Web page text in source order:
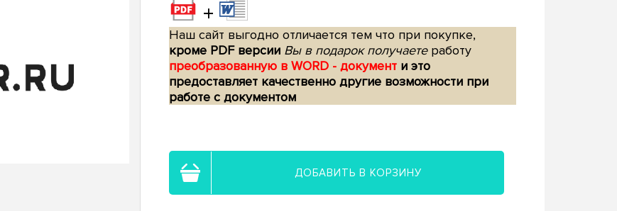
+
Наш сайт выгодно отличается тем что при покупке,
кроме PDF версии Вы в подарок получаетеработу
преобразованную в WORD - документ и это
предоставляет качественно другие возможности при
работе с документом
ДОБАВИТЬ В КОРЗИНУ